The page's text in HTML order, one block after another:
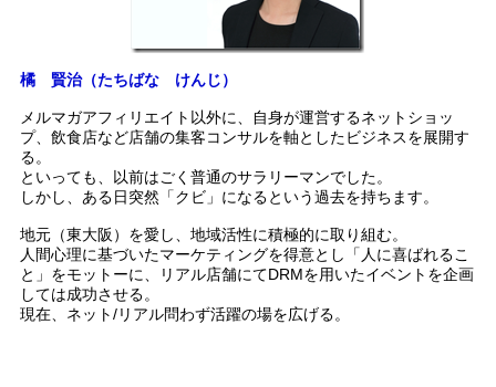
橘 賢治（たちばな けんじ）
メルマガアフィリエイト以外に、自身が運営するネットショッ
プ、飲食店など店舗の集客コンサルを軸としたビジネスを展開す
る。
といっても、以前はごく普通のサラリーマンでした。
しかし、ある日突然「クビ」になるという過去を持ちます。
地元（東大阪）を愛し、地域活性に積極的に取り組む。
人間心理に基づいたマーケティングを得意とし「人に喜ばれるこ
と」をモットーに、リアル店舗にてDRMを用いたイベントを企画
しては成功させる。
現在、ネット/リアル問わず活躍の場を広げる。